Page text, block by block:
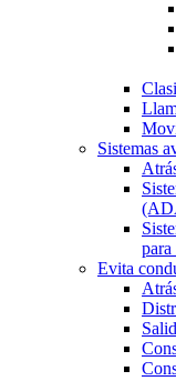
Sistemas
Evita